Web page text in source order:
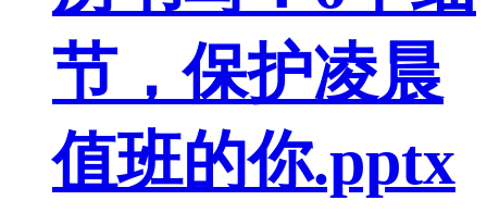
节，保护凌晨
值班的你.pptx